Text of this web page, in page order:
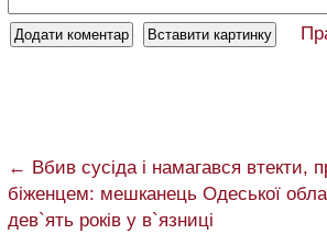
← Вбив сусіда і намагався втекти,
біженцем: мешканець Одеської
дев`ять років у в`язниці